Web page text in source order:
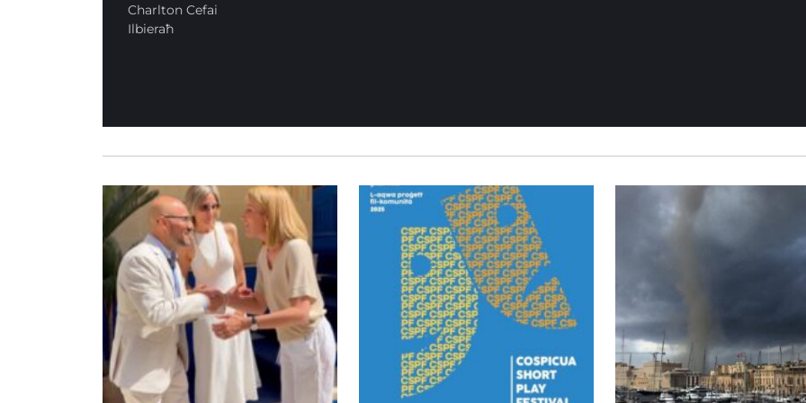
Charlton Cefai
Ilbieraħ